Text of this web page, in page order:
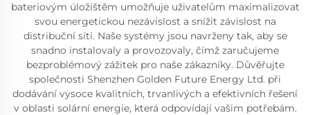
bateriovým úložištěm umožňuje uživatelům maximalizovat
svou energetickou nezávislost a snížit závislost na
distribuční síti. Naše systémy jsou navrženy tak, aby se
snadno instalovaly a provozovaly, čímž zaručujeme
bezproblémový zážitek pro naše zákazníky. Důvěřujte
společnosti Shenzhen Golden Future Energy Ltd. při
dodávání vysoce kvalitních, trvanlivých a efektivních řešení
v oblasti solární energie, která odpovídají vašim potřebám.